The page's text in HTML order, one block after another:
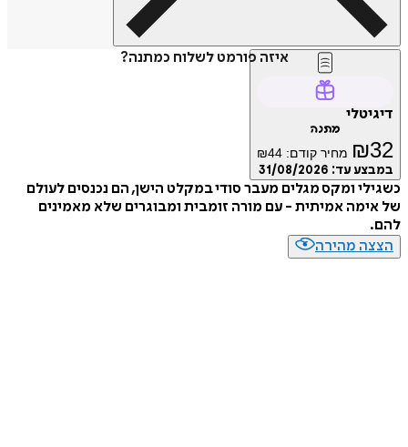
איזה פורמט לשלוח כמתנה?
דיגיטלי
מתנה
₪32 מחיר קודם: ₪44
במבצע עד: 31/08/2026
כשגילי ומקס מגלים מעבר סודי במקלט הישן, הם נכנסים לעולם
של אימה אמיתית - עם מורה זומבית ומבוגרים שלא מאמינים
להם.
הצצה מהירה